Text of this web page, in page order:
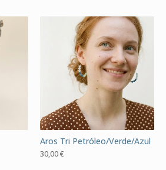
Aros Tri Petróleo/Verde/Azul
30,00€